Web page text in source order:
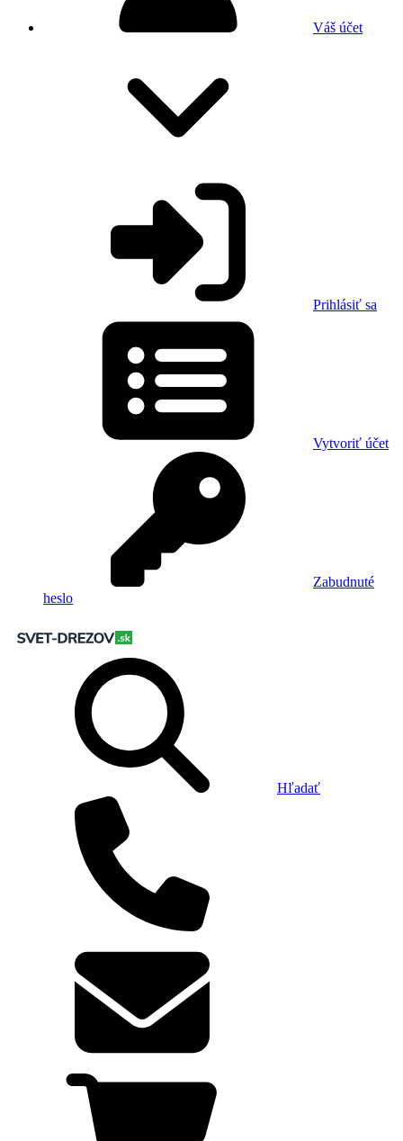
Váš účet
Prihlásiť sa
Vytvoriť účet
Zabudnuté
heslo
Hľadať